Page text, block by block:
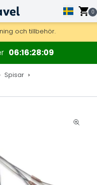
0
och dekorationer.
och tillbehör.
06162809
Spisar